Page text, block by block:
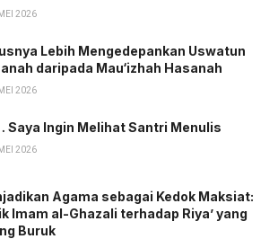
2026
Lebih Mengedepankan Uswatun
daripada Mau‘izhah Hasanah
2026
Saya Ingin Melihat Santri Menulis
2026
Agama sebagai Kedok Maksiat:
Imam al-Ghazali terhadap Riya’ yang
Buruk